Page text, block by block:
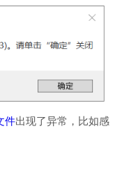
件出现了异常，比如感